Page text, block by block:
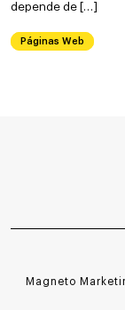
depende de […]
Páginas Web
Magneto